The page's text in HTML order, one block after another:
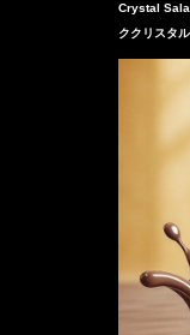
Crystal
ククリスタ